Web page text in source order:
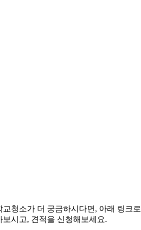
교청소가 더 궁금하시다면, 아래 링크
보시고, 견적을 신청해보세요.